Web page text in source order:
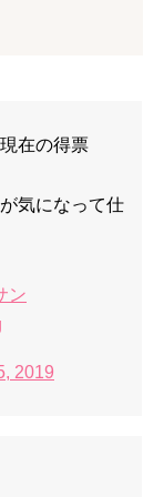
在の得票
気になって仕
ン
2019